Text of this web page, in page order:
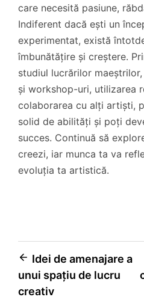
care necesită pasiune,
Indiferent dacă ești un
experimentat, există
îmbunătățire și creștere.
studiul lucrărilor
și workshop-uri, utilizarea
colaborarea cu alți artiști,
solid de abilități și poți
succes. Continuă să
creezi, iar munca ta va
evoluția ta artistică.
Navigare
în
Idei de amenajare a
unui spațiu de lucru
creativ